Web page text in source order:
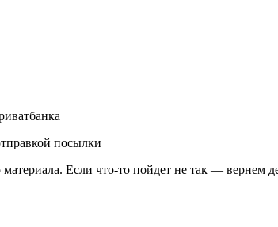
посылки
материала. Если что-то пойдет не так — вернем